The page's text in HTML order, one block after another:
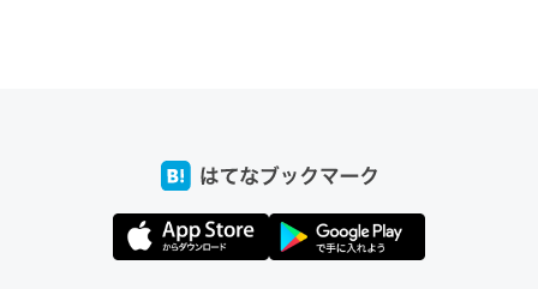
それを実質100倍以上に伸ばす効果があるはず……
コミュニケーションが劇的に変化した｜tayorini by LIFULL介護